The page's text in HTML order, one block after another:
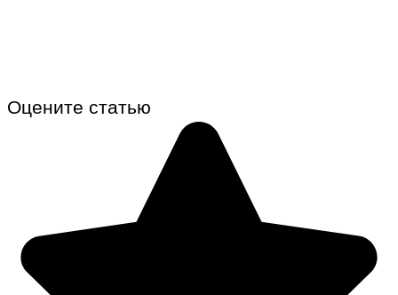
Оцените статью